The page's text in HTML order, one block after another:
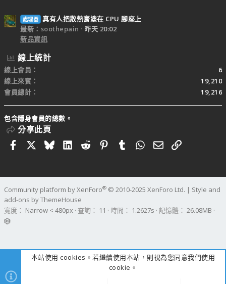
處理器 真有人把散熱膏塗在 CPU 腳座上
最新：soothepain
昨天 20:02
新品資訊
線上統計
線上會員
6
線上來賓
19,210
會員總計
19,216
包含隱身會員的總數。
分享此頁
FacebookBlueskyLinkedIn
RedditPinterestTumblrWhatsApp
電子郵件
連結
Community platform by XenForo® © 2010-2025 XenForo Ltd. | Style and
add-ons by ThemeHouse
寬度
查詢 11 時間 1.2627s 記憶體 26.08MB
本站使用 cookies。若繼續使用本站，則視為您同意我們使用
cookie。